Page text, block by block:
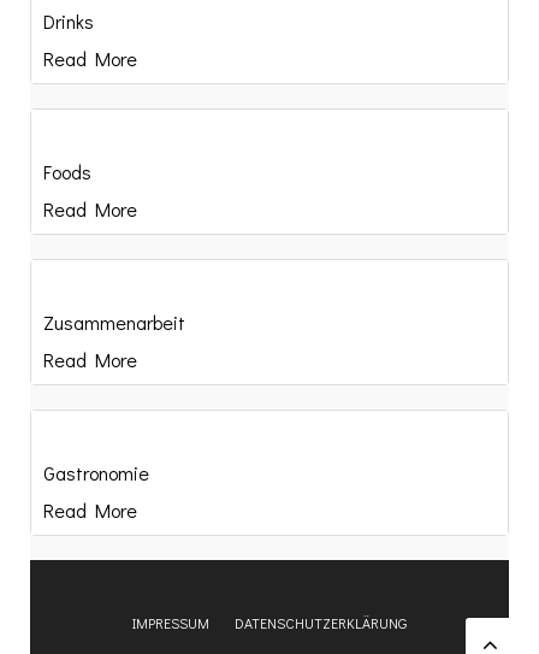
Drinks
Read More
Foods
Read More
Zusammenarbeit
Read More
Gastronomie
Read More
IMPRESSUM DATENSCHUTZERKLÄRUNG